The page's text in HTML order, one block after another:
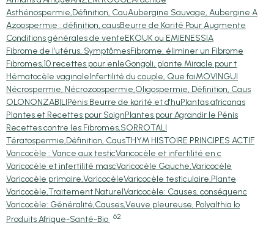
Asthénospermie,Définition, CauAubergine Sauvage, Aubergine A
Azoospermie : définition, causBeurre de Karité Pour Augmente
Conditions générales de venteEKOUK ou EMIENESSIA
Fibrome de l'utérus, SymptômesFibrome, éliminer un Fibrome
Fibromes,10 recettes pour enleGongoli, plante Miracle pour t
Hématocèle vaginaleInfertilité du couple, Que faiMOVINGUI
Nécrospermie, Nécrozoospermie,Oligospermie, Définition, Caus
OLONONZABILIPénis Beurre de karité et d'huPlantas africanas
Plantes et Recettes pour SoignPlantes pour Agrandir le Pénis
Recettes contre les Fibromes,SORROTALI
Tératospermie,Définition, CausTHYM HISTOIRE PRINCIPES ACTIF
Varicocèle : Varice aux testicVaricocèle et infertilité en c
Varicocèle et infertilité mascVaricocèle Gauche,Varicocèle
Varicocèle primaire,VaricocèleVaricocèle testiculaire,Plante
Varicocèle,Traitement NaturelVaricocèle: Causes, conséquenc
Varicocèle: Généralité,Causes,Veuve pleureuse, Polyalthia lo
Produits Afrique-Santé-Bio 62